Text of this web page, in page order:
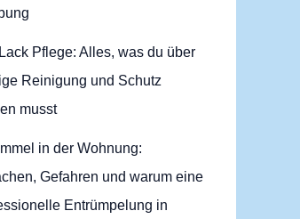
Pflege: Alles, was du über
Reinigung und Schutz
musst
in der Wohnung:
Gefahren und warum eine
Entrümpelung in